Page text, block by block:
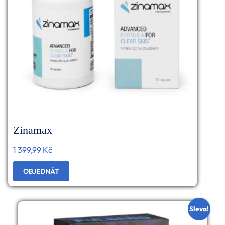
Zinamax
1 399,99 Kč
OBJEDNÁT
Sleva!